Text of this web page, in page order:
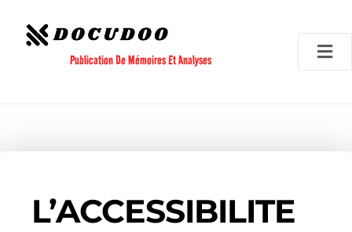
contenu
Publication De Mémoires Et Analyses
L’ACCESSIBILITE